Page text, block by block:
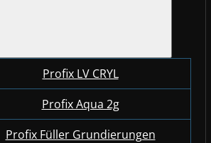
Profix LV CRYL
Profix Aqua 2g
Profix Füller Grundierungen